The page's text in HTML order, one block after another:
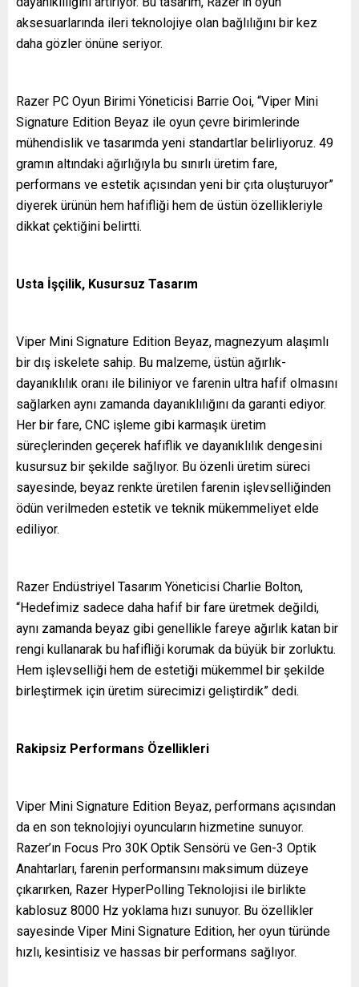
aksesuarlarında ileri teknolojiye olan bağlılığını bir kez
daha gözler önüne seriyor.
Razer PC Oyun Birimi Yöneticisi Barrie Ooi, “Viper Mini
Signature Edition Beyaz ile oyun çevre birimlerinde
mühendislik ve tasarımda yeni standartlar belirliyoruz. 49
gramın altındaki ağırlığıyla bu sınırlı üretim fare,
performans ve estetik açısından yeni bir çıta oluşturuyor”
diyerek ürünün hem hafifliği hem de üstün özellikleriyle
dikkat çektiğini belirtti.
Usta İşçilik, Kusursuz Tasarım
Viper Mini Signature Edition Beyaz, magnezyum alaşımlı
bir dış iskelete sahip. Bu malzeme, üstün ağırlık-
dayanıklılık oranı ile biliniyor ve farenin ultra hafif olmasını
sağlarken aynı zamanda dayanıklılığını da garanti ediyor.
Her bir fare, CNC işleme gibi karmaşık üretim
süreçlerinden geçerek hafiflik ve dayanıklılık dengesini
kusursuz bir şekilde sağlıyor. Bu özenli üretim süreci
sayesinde, beyaz renkte üretilen farenin işlevselliğinden
ödün verilmeden estetik ve teknik mükemmeliyet elde
ediliyor.
Razer Endüstriyel Tasarım Yöneticisi Charlie Bolton,
“Hedefimiz sadece daha hafif bir fare üretmek değildi,
aynı zamanda beyaz gibi genellikle fareye ağırlık katan bir
rengi kullanarak bu hafifliği korumak da büyük bir zorluktu.
Hem işlevselliği hem de estetiği mükemmel bir şekilde
birleştirmek için üretim sürecimizi geliştirdik” dedi.
Rakipsiz Performans Özellikleri
Viper Mini Signature Edition Beyaz, performans açısından
da en son teknolojiyi oyuncuların hizmetine sunuyor.
Razer’ın Focus Pro 30K Optik Sensörü ve Gen-3 Optik
Anahtarları, farenin performansını maksimum düzeye
çıkarırken, Razer HyperPolling Teknolojisi ile birlikte
kablosuz 8000 Hz yoklama hızı sunuyor. Bu özellikler
sayesinde Viper Mini Signature Edition, her oyun türünde
hızlı, kesintisiz ve hassas bir performans sağlıyor.